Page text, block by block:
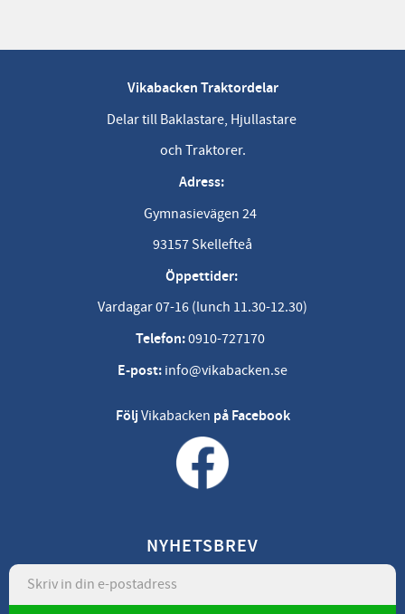
Vikabacken Traktordelar
Delar till Baklastare, Hjullastare
och Traktorer.
Adress:
Gymnasievägen 24
93157 Skellefteå
Öppettider:
Vardagar 07-16 (lunch 11.30-12.30)
Telefon:0910-727170
E-post: info@vikabacken.se
FöljVikabacken på Facebook
NYHETSBREV